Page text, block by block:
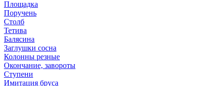
Площадка
Поручень
Столб
Тетива
Балясина
Заглушки сосна
Колонны резные
Окончание, завороты
Ступени
Имитация бруса